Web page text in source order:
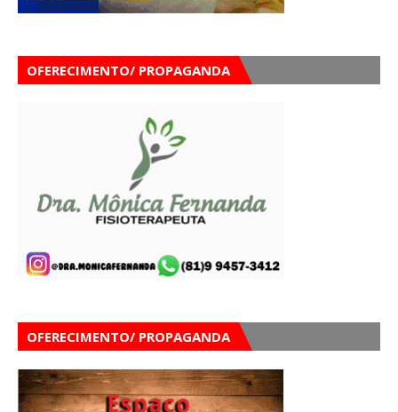
OFERECIMENTO/ PROPAGANDA
OFERECIMENTO/ PROPAGANDA